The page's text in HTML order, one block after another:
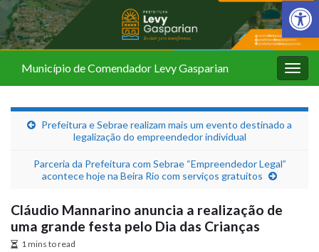
Barra de
Município de Comendador Levy Gasparian
Prefeitura e Sebrae realizam mais um evento destinado a
legalização do empreendedor individual
Parceria da Prefeitura com Sebrae “Empreendedor Legal”
acontece hoje na Beira Rio com serviços gratuitos
Cláudio Mannarino anuncia a realização de
uma grande festa pelo Dia das Crianças
1 mins to read